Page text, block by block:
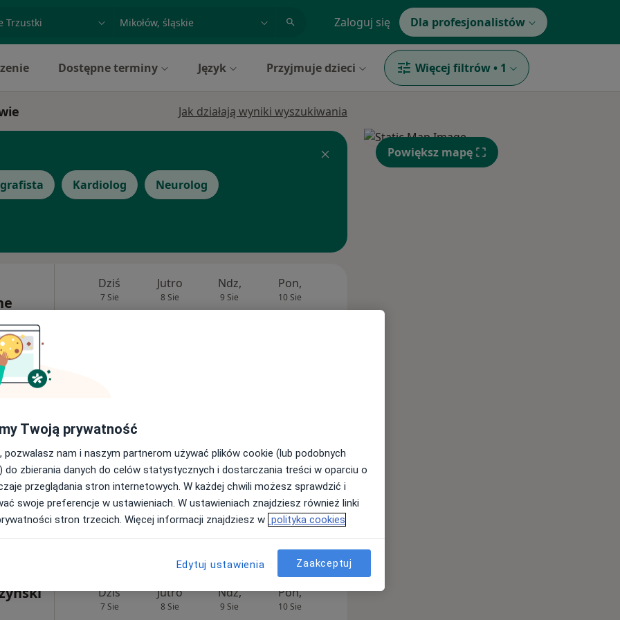
miasto lub dzielnica Zaloguj się Dla profesjonalistów
Dostępne terminy Język Przyjmuje dzieci Więcej filtrów • 1
Jak działają wyniki wyszukiwania
Kardiolog Neurolog
Dziś
7 Sie
Jutro
8 Sie
Ndz,
9 Sie
Pon,
10 Sie
Dziś
7 Sie
Jutro
8 Sie
Ndz,
9 Sie
Pon,
10 Sie
Wt,
Powiększ mapę
Twoją prywatność
pozwalasz nam i naszym partnerom używać plików cookie (lub podobnych
do zbierania danych do celów statystycznych i dostarczania treści w oparciu o
przeglądania stron internetowych. W każdej chwili możesz sprawdzić i
swoje preferencje w ustawieniach. W ustawieniach znajdziesz również linki
stron trzecich. Więcej informacji znajdziesz w polityka cookies
Edytuj ustawienia Zaakceptuj